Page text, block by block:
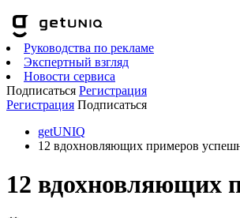
Руководства по рекламе
Экспертный взгляд
Новости сервиса
Подписаться Регистрация
Регистрация Подписаться
getUNIQ
12 вдохновляющих примеров
12 вдохновляющих